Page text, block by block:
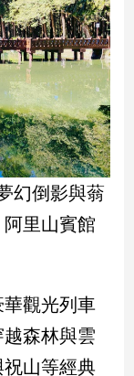
幻倒影與蓊
里山賓館
觀光列車
森林與雲
山等經典